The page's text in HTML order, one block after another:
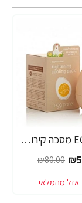
EGG PORE מסכה קירור לכיווץ נקבוביות 30 גרם - מבית Tony Moly
₪80.00